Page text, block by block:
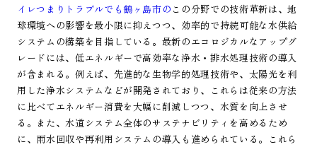
イレつまりトラブルでも鶴ヶ島市の この分野での技術革新は、地
球環境への影響を最小限に抑えつつ、効率的で持続可能な水供給
システムの構築を目指している。最新のエコロジカルなアップグ
レードには、低エネルギーで高効率な浄水・排水処理技術の導入
が含まれる。例えば、先進的な生物学的処理技術や、太陽光を利
用した浄水システムなどが開発されており、これらは従来の方法
に比べてエネルギー消費を大幅に削減しつつ、水質を向上させ
る。また、水道システム全体のサステナビリティを高めるため
に、雨水回収や再利用システムの導入も進められている。これら